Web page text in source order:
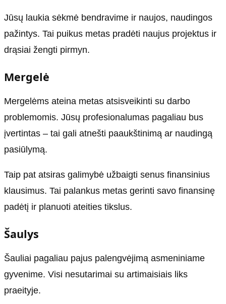
Jūsų laukia sėkmė bendravime ir naujos, naudingos
pažintys. Tai puikus metas pradėti naujus projektus ir
drąsiai žengti pirmyn.
Mergelė
Mergelėms ateina metas atsisveikinti su darbo
problemomis. Jūsų profesionalumas pagaliau bus
įvertintas – tai gali atnešti paaukštinimą ar naudingą
pasiūlymą.
Taip pat atsiras galimybė užbaigti senus finansinius
klausimus. Tai palankus metas gerinti savo finansinę
padėtį ir planuoti ateities tikslus.
Šaulys
Šauliai pagaliau pajus palengvėjimą asmeniniame
gyvenime. Visi nesutarimai su artimaisiais liks
praeityje.